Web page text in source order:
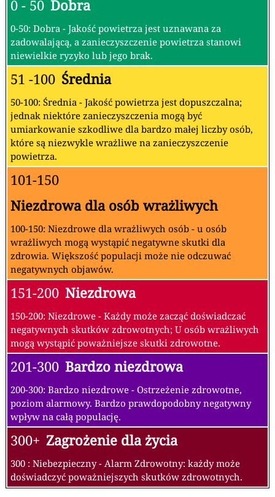
0 - 50 Dobra
0-50: Dobra - Jakość powietrza jest uznawana za
zadowalającą, a zanieczyszczenie powietrza stanowi
niewielkie ryzyko lub jego brak.
51 -100 Średnia
50-100: Średnia - Jakość powietrza jest dopuszczalna;
jednak niektóre zanieczyszczenia mogą być
umiarkowanie szkodliwe dla bardzo małej liczby osób,
które są niezwykle wrażliwe na zanieczyszczenie
powietrza.
101-150
Niezdrowa dla osób wrażliwych
100-150: Niezdrowe dla wrażliwych osób - u osób
wrażliwych mogą wystąpić negatywne skutki dla
zdrowia. Większość populacji może nie odczuwać
negatywnych objawów.
151-200 Niezdrowa
150-200: Niezdrowe - Każdy może zacząć doświadczać
negatywnych skutków zdrowotnych; U osób wrażliwych
mogą wystąpić poważniejsze skutki zdrowotne.
201-300 Bardzo niezdrowa
200-300: Bardzo niezdrowe - Ostrzeżenie zdrowotne,
poziom alarmowy. Bardzo prawdopodobny negatywny
wpływ na całą populację.
300+ Zagrożenie dla życia
300 : Niebezpieczny - Alarm Zdrowotny: każdy może
doświadczyć poważniejszych skutków zdrowotnych.